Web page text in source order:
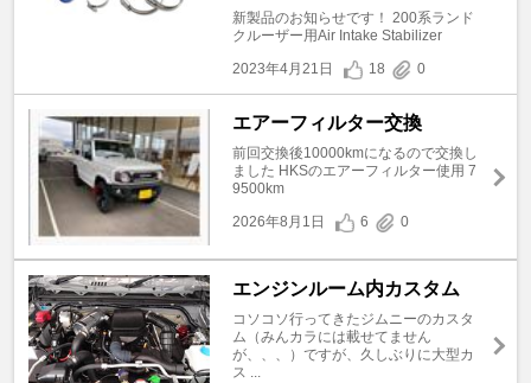
新製品のお知らせです！ 200系ランド
クルーザー用Air Intake Stabilizer
2023年4月21日
18 0
エアーフィルター交換
前回交換後10000kmになるので交換し
ました HKSのエアーフィルター使用 7
9500km
2026年8月1日
6 0
エンジンルーム内カスタム
コソコソ行ってきたジムニーのカスタ
ム（みんカラには載せてません
が、、、）ですが、久しぶりに大型カ
ス ...